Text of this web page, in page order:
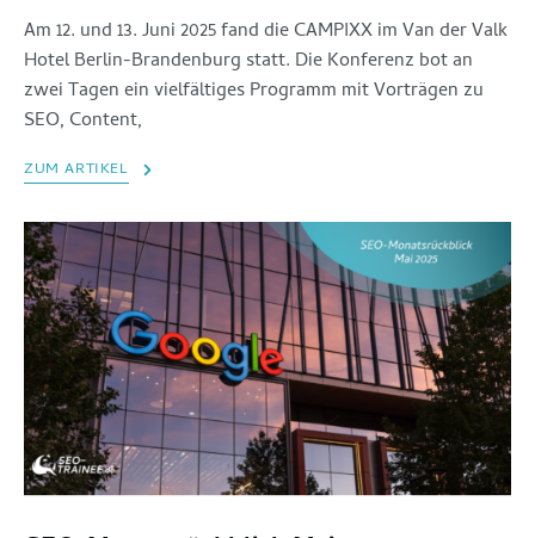
Am 12. und 13. Juni 2025 fand die CAMPIXX im Van der Valk
Hotel Berlin-Brandenburg statt. Die Konferenz bot an
zwei Tagen ein vielfältiges Programm mit Vorträgen zu
SEO, Content,
ZUM ARTIKEL